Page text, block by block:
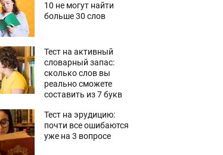
10 не могут найти
больше 30 слов
Тест на активный
словарный запас:
сколько слов вы
реально сможете
составить из 7 букв
Тест на эрудицию:
почти все ошибаются
уже на 3 вопросе